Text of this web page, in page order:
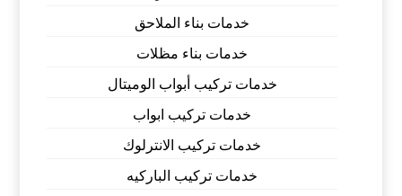
خدمات بناء الملاحق
خدمات بناء مظلات
خدمات تركيب أبواب الوميتال
خدمات تركيب ابواب
خدمات تركيب الانترلوك
خدمات تركيب الباركيه